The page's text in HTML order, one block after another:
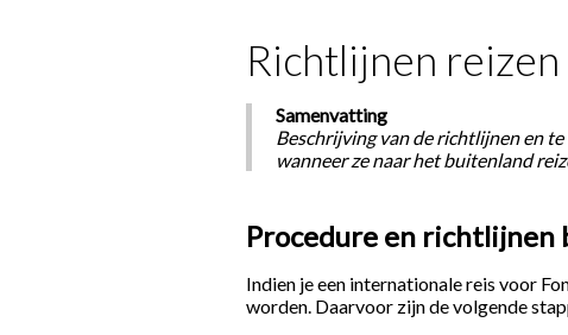
Richtlijnen
Samenvatting
Beschrijving van de richtlijnen en
wanneer ze naar het buitenland
Procedure en
Indien je een internationale reis voor
worden. Daarvoor zijn de volgende